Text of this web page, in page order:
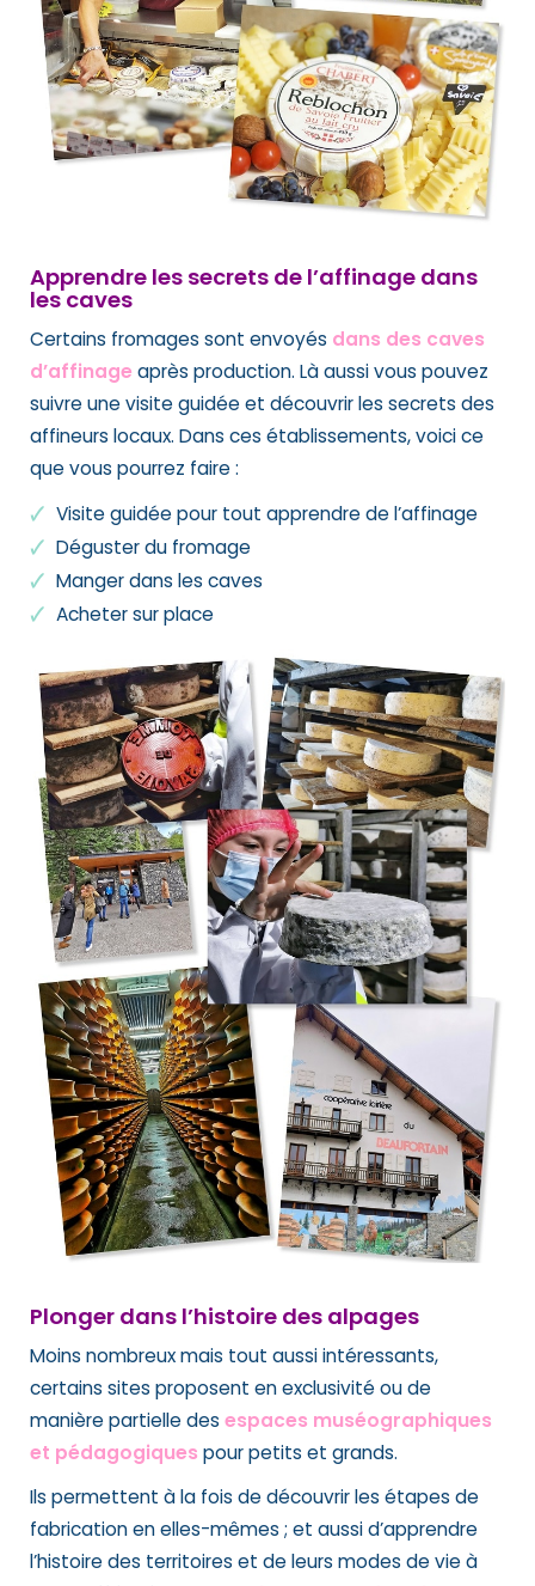
Apprendre les secrets de l’affinage dans
les caves
Certains fromages sont envoyés dans des caves
d’affinage après production. Là aussi vous pouvez
suivre une visite guidée et découvrir les secrets des
affineurs locaux. Dans ces établissements, voici ce
que vous pourrez faire :
Visite guidée pour tout apprendre de l’affinage
Déguster du fromage
Manger dans les caves
Acheter sur place
Plonger dans l’histoire des alpages
Moins nombreux mais tout aussi intéressants,
certains sites proposent en exclusivité ou de
manière partielle des espaces muséographiques
et pédagogiques pour petits et grands.
Ils permettent à la fois de découvrir les étapes de
fabrication en elles-mêmes ; et aussi d’apprendre
l’histoire des territoires et de leurs modes de vie à